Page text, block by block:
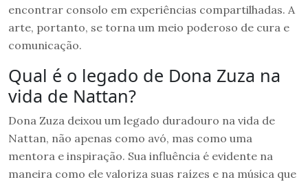
encontrar consolo em experiências compartilhadas. A
arte, portanto, se torna um meio poderoso de cura e
comunicação.
Qual é o legado de Dona Zuza na
vida de Nattan?
Dona Zuza deixou um legado duradouro na vida de
Nattan, não apenas como avó, mas como uma
mentora e inspiração. Sua influência é evidente na
maneira como ele valoriza suas raízes e na música que